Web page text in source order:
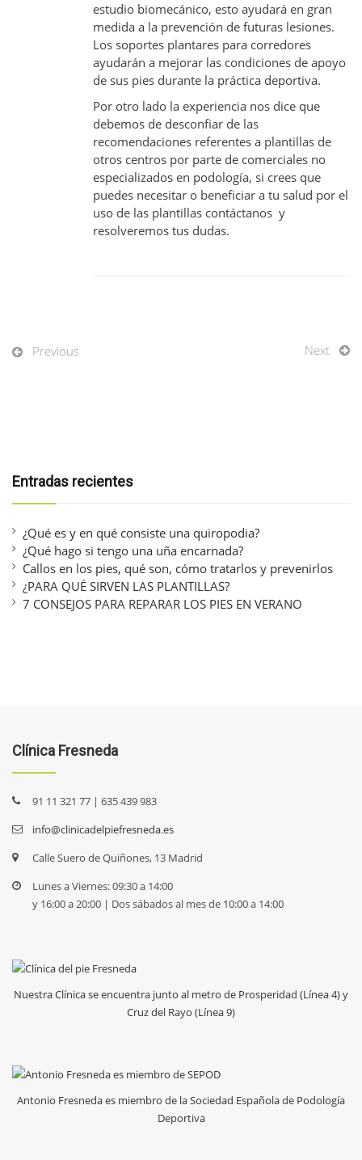
estudio biomecánico, esto ayudará en gran
medida a la prevención de futuras lesiones.
Los soportes plantares para corredores
ayudarán a mejorar las condiciones de apoyo
de sus pies durante la práctica deportiva.
Por otro lado la experiencia nos dice que
debemos de desconfiar de las
recomendaciones referentes a plantillas de
otros centros por parte de comerciales no
especializados en podología, si crees que
puedes necesitar o beneficiar a tu salud por el
uso de las plantillas contáctanos y
resolveremos tus dudas.
Previous Next
Entradas recientes
¿Qué es y en qué consiste una quiropodia?
¿Qué hago si tengo una uña encarnada?
Callos en los pies, qué son, cómo tratarlos y prevenirlos
¿PARA QUÉ SIRVEN LAS PLANTILLAS?
7 CONSEJOS PARA REPARAR LOS PIES EN VERANO
Clínica Fresneda
91 11 321 77 | 635 439 983
info@clinicadelpiefresneda.es
Calle Suero de Quiñones, 13 Madrid
Lunes a Viernes: 09:30 a 14:00
y 16:00 a 20:00 | Dos sábados al mes de 10:00 a 14:00
Nuestra Clínica se encuentra junto al metro de Prosperidad (Línea 4) y
Cruz del Rayo (Línea 9)
Antonio Fresneda es miembro de la Sociedad Española de Podología
Deportiva